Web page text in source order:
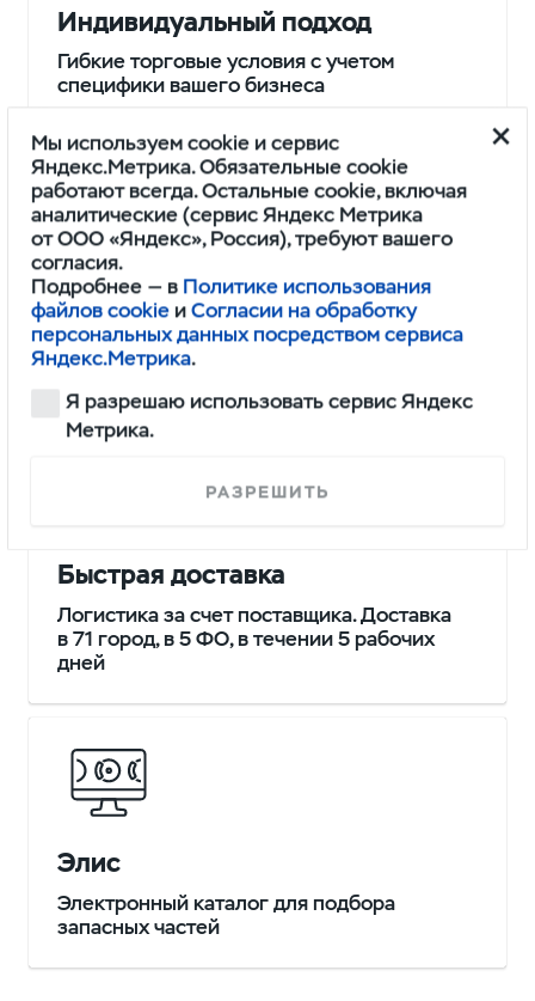
Индивидуальный подход
Гибкие торговые условия с учетом
специфики вашего бизнеса
Низкие цены
Выгодные предложения на продукцию
заводов-смежников за счет прямых
контрактов с эксклюзивными ценами
Быстрая доставка
Логистика за счет поставщика. Доставка
в 71 город, в 5 ФО, в течении 5 рабочих
дней
Элис
Электронный каталог для подбора
запасных частей
Мы используем cookie и сервис
Яндекс.Метрика. Обязательные cookie
работают всегда. Остальные cookie, включая
аналитические (сервис Яндекс Метрика
от ООО «Яндекс», Россия), требуют вашего
согласия.
Подробнее — в Политике использования
файлов cookie иСогласии на обработку
персональных данных посредством сервиса
Яндекс.Метрика.
Я разрешаю использовать сервис Яндекс
Метрика.
РАЗРЕШИТЬ